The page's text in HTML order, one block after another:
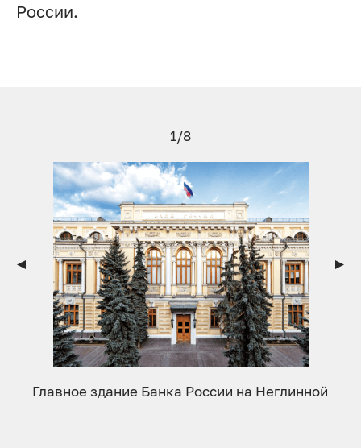
России.
1/8
Главное здание Банка России на Неглинной